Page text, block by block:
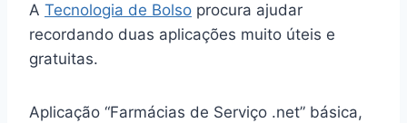
A Tecnologia de Bolso procura ajudar
recordando duas aplicações muito úteis e
gratuitas.
Aplicação “Farmácias de Serviço .net” básica,